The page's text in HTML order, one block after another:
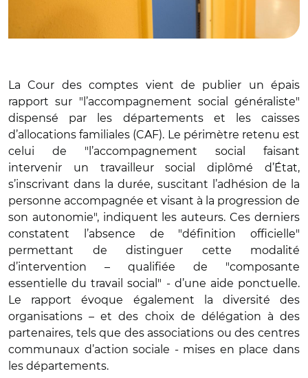
La Cour des comptes vient de publier un épais
rapport sur "l’accompagnement social généraliste"
dispensé par les départements et les caisses
d’allocations familiales (CAF). Le périmètre retenu est
celui de "l’accompagnement social faisant
intervenir un travailleur social diplômé d’État,
s’inscrivant dans la durée, suscitant l’adhésion de la
personne accompagnée et visant à la progression de
son autonomie", indiquent les auteurs. Ces derniers
constatent l’absence de "définition officielle"
permettant de distinguer cette modalité
d’intervention – qualifiée de "composante
essentielle du travail social" - d’une aide ponctuelle.
Le rapport évoque également la diversité des
organisations – et des choix de délégation à des
partenaires, tels que des associations ou des centres
communaux d’action sociale - mises en place dans
les départements.